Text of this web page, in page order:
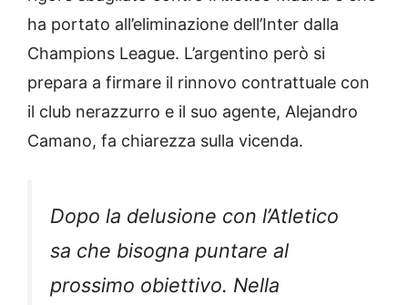
ha portato all’eliminazione dell’Inter dalla
Champions League. L’argentino però si
prepara a firmare il rinnovo contrattuale con
il club nerazzurro e il suo agente, Alejandro
Camano, fa chiarezza sulla vicenda.
Dopo la delusione con l’Atletico
sa che bisogna puntare al
prossimo obiettivo. Nella